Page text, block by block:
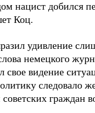
нацист добился
Коц.
удивление
немецкого
свое видение
следовало
граждан